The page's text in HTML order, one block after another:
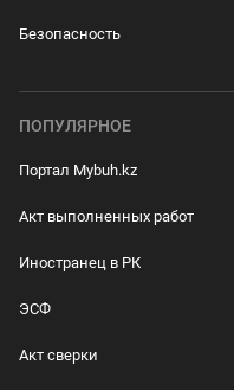
Безопасность
ПОПУЛЯРНОЕ
Портал Mybuh.kz
Акт выполненных работ
Иностранец в РК
ЭСФ
Акт сверки